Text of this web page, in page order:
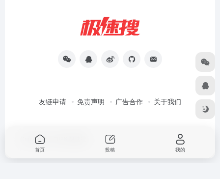
友链申请 免责声明 广告合作 关于我们
Copyright © 2026
首页 投稿 我的